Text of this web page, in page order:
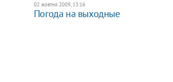
02 жовтня 2009, 13:16
Погода на выходные